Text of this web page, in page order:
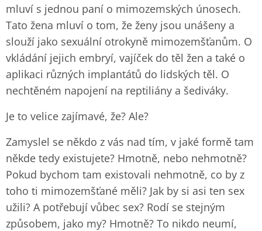
mluví s jednou paní o mimozemských únosech.
Tato žena mluví o tom, že ženy jsou unášeny a
slouží jako sexuální otrokyně mimozemšťanům. O
vkládání jejich embryí, vajíček do těl žen a také o
aplikaci různých implantátů do lidských těl. O
nechtěném napojení na reptiliány a šediváky.
Je to velice zajímavé, že? Ale?
Zamyslel se někdo z vás nad tím, v jaké formě tam
někde tedy existujete? Hmotně, nebo nehmotně?
Pokud bychom tam existovali nehmotně, co by z
toho ti mimozemšťané měli? Jak by si asi ten sex
užili? A potřebují vůbec sex? Rodí se stejným
způsobem, jako my? Hmotně? To nikdo neumí,